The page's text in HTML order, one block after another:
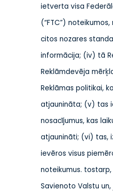
ietverta visa
(“FTC”)
citos nozares
informācija; (iv) tā
Reklāmdevēja
Reklāmas politikai,
atjaunināta; (v) tas
nosacījumus, kas
atjaunināti; (vi) tas,
ievēros visus
noteikumus. tostarp,
Savienoto Valstu